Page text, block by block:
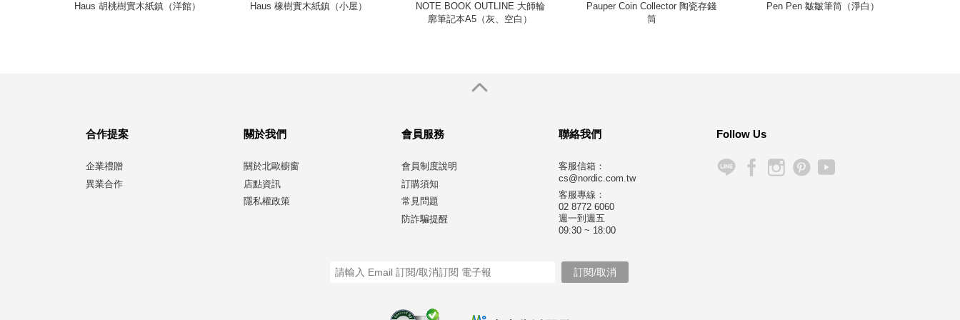
Haus 胡桃樹實木紙鎮（洋館） Haus 橡樹實木紙鎮（小屋）
NOTE BOOK OUTLINE 大師輪
廓筆記本A5（灰、空白）
Pauper Coin Collector 陶瓷存錢
筒
Pen Pen 皺皺筆筒（淨白）
合作提案
企業禮贈
異業合作
關於我們
關於北歐櫥窗
店點資訊
隱私權政策
會員服務
會員制度說明
訂購須知
常見問題
防詐騙提醒
聯絡我們
客服信箱：
cs@nordic.com.tw
客服專線：
02 8772 6060
週一到週五
09:30 ~ 18:00
Follow Us